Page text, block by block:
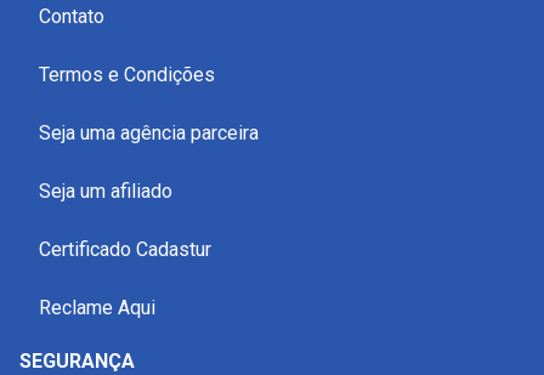
Contato
Termos e Condições
Seja uma agência parceira
Seja um afiliado
Certificado Cadastur
Reclame Aqui
SEGURANÇA